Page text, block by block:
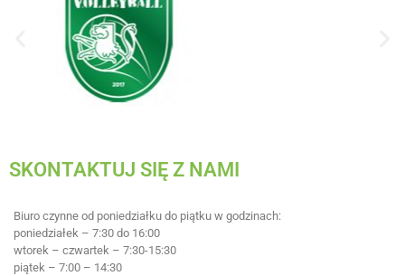
SKONTAKTUJ SIĘ Z NAMI
Biuro czynne od poniedziałku do piątku w godzinach:
poniedziałek – 7:30 do 16:00
wtorek – czwartek – 7:30-15:30
piątek – 7:00 – 14:30